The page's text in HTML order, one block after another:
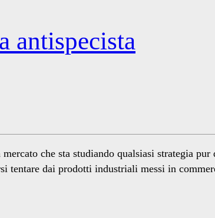
antispecista
mercato che sta studiando qualsiasi strategia
tentare dai prodotti industriali messi in